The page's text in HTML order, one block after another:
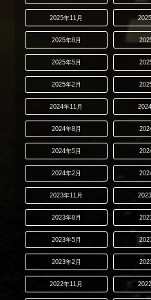
2025年11月
2025年8月
2025年5月
2025年2月
2024年11月
2024年8月
2024年5月
2024年2月
2023年11月
2023年8月
2023年5月
2023年2月
2022年11月